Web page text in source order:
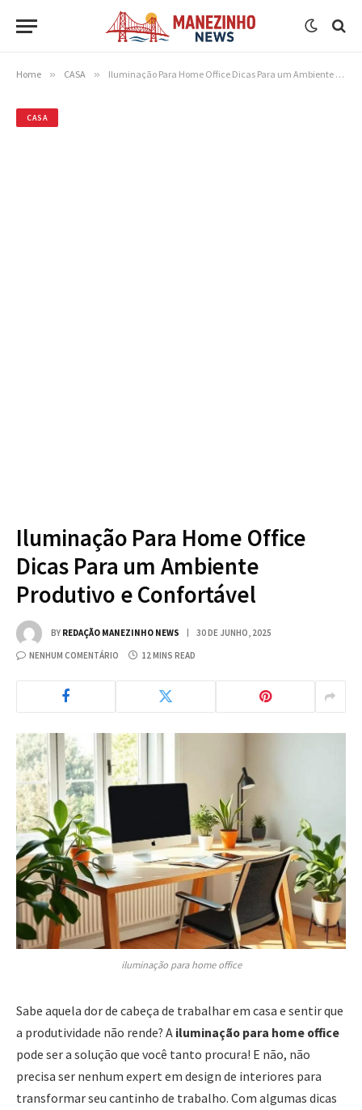
Home » CASA » Iluminação Para Home Office Dicas Para um Ambiente Produtivo e Confortável
CASA
Iluminação Para Home Office
Dicas Para um Ambiente
Produtivo e Confortável
BY REDAÇÃO MANEZINHO NEWS 30 DE JUNHO, 2025
NENHUM COMENTÁRIO 12 MINS READ
iluminação para home office
Sabe aquela dor de cabeça de trabalhar em casa e sentir que
a produtividade não rende? A iluminação para home office
pode ser a solução que você tanto procura! E não, não
precisa ser nenhum expert em design de interiores para
transformar seu cantinho de trabalho. Com algumas dicas